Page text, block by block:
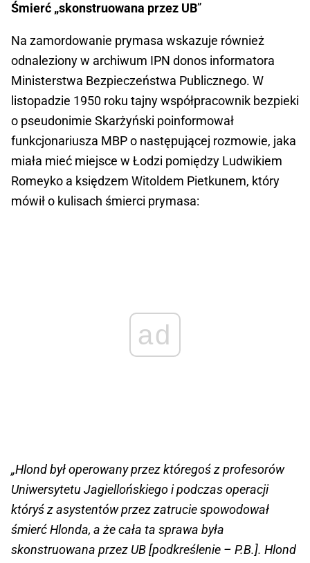
Śmierć „skonstruowana przez UB”
Na zamordowanie prymasa wskazuje również
odnaleziony w archiwum IPN donos informatora
Ministerstwa Bezpieczeństwa Publicznego. W
listopadzie 1950 roku tajny współpracownik bezpieki
o pseudonimie Skarżyński poinformował
funkcjonariusza MBP o następującej rozmowie, jaka
miała mieć miejsce w Łodzi pomiędzy Ludwikiem
Romeyko a księdzem Witoldem Pietkunem, który
mówił o kulisach śmierci prymasa:
ad
„Hlond był operowany przez któregoś z profesorów
Uniwersytetu Jagiellońskiego i podczas operacji
któryś z asystentów przez zatrucie spowodował
śmierć Hlonda, a że cała ta sprawa była
skonstruowana przez UB [podkreślenie – P.B.]. Hlond